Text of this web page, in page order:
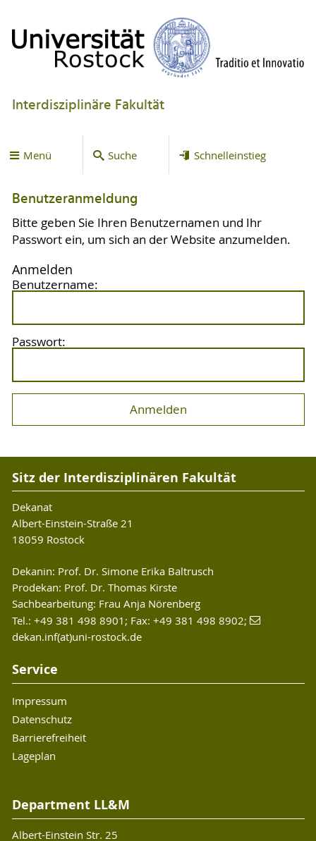
Interdisziplinäre Fakultät
Menü Suche Schnelleinstieg
Benutzeranmeldung
Bitte geben Sie Ihren Benutzernamen und Ihr
Passwort ein, um sich an der Website anzumelden.
Anmelden
Benutzername:
Passwort:
Sitz der Interdisziplinären Fakultät
Dekanat
Albert-Einstein-Straße 21
18059 Rostock
Dekanin: Prof. Dr. Simone Erika Baltrusch
Prodekan: Prof. Dr. Thomas Kirste
Sachbearbeitung: Frau Anja Nörenberg
Tel.: +49 381 498 8901; Fax: +49 381 498 8902;
dekan.inf(at)uni-rostock.de
Service
Impressum
Datenschutz
Barrierefreiheit
Lageplan
Department LL&M
Albert-Einstein Str. 25